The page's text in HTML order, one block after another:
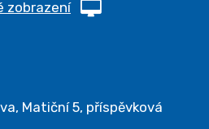
zobrazení
Matiční 5, příspěvková